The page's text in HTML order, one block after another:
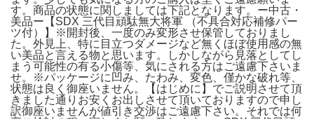
す。商品の状態に関しましては下記となります。ー中古・
美品ー【SDX 三代目頑駄無大将軍 （不具合対応補修パー
ツ付）】※開封後、一度のみ変形させ保管しておりまし
た。外見上、特に目立つダメージなど無くほぼ使用感の無
い美品と言える物と思います。しかしながら見落としてし
まう可能性の有る小傷等、気にされる方はご遠慮下さいま
せ。※パッケージに凹み、たわみ、変色、僅かな破れ等、
状態は良く御座いません。【はじめに】でご説明させて頂
きました通りお安くお出しさせて頂いておりますので申し
訳御座いませんが値引き交渉はご遠慮下さい。それでは何